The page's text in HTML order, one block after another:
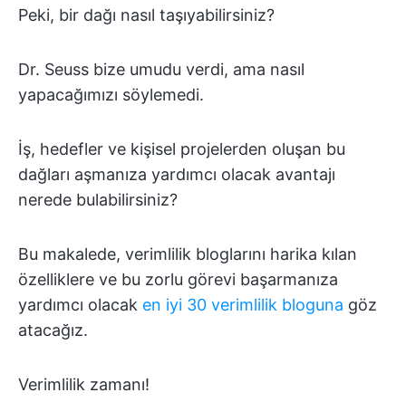
Peki, bir dağı nasıl taşıyabilirsiniz?
Dr. Seuss bize umudu verdi, ama nasıl
yapacağımızı söylemedi.
İş, hedefler ve kişisel projelerden oluşan bu
dağları aşmanıza yardımcı olacak avantajı
nerede bulabilirsiniz?
Bu makalede, verimlilik bloglarını harika kılan
özelliklere ve bu zorlu görevi başarmanıza
yardımcı olacak en iyi 30 verimlilik bloguna göz
atacağız.
Verimlilik zamanı!